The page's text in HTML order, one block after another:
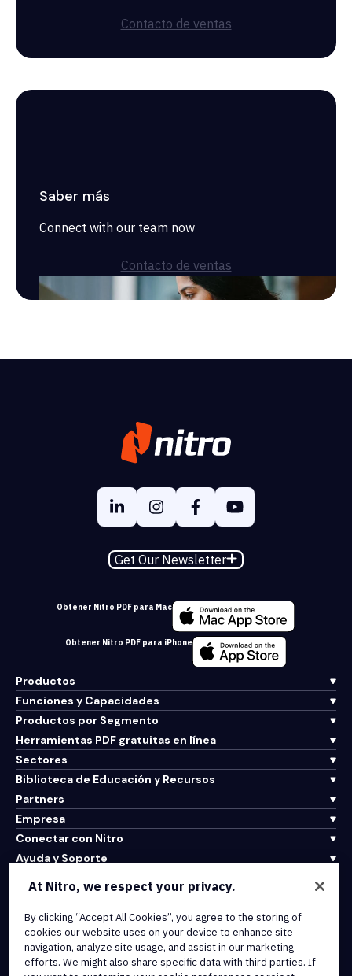
Contacto de ventas
Saber más
Connect with our team now
Contacto de ventas
Get Our Newsletter
Obtener Nitro PDF para Mac
Obtener Nitro PDF para iPhone
Productos
Funciones y Capacidades
Productos por Segmento
Herramientas PDF gratuitas en línea
Sectores
Biblioteca de Educación y Recursos
Partners
Empresa
Conectar con Nitro
Ayuda y Soporte
Terms of Service
Cookie Policy
Copyright Policy
All Terms & Policies
At Nitro, we respect your privacy.
By clicking “Accept All Cookies”, you agree to the storing of
cookies our website uses on your device to enhance site
navigation, analyze site usage, and assist in our marketing
efforts. We might also share specific data with third parties. If